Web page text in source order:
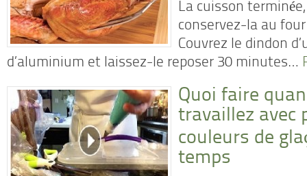
La cuisson
conservez-la au four
Couvrez le dindon
d’aluminium et laissez-le reposer 30 minutes…
Quoi faire
travaillez avec
couleurs de
temps